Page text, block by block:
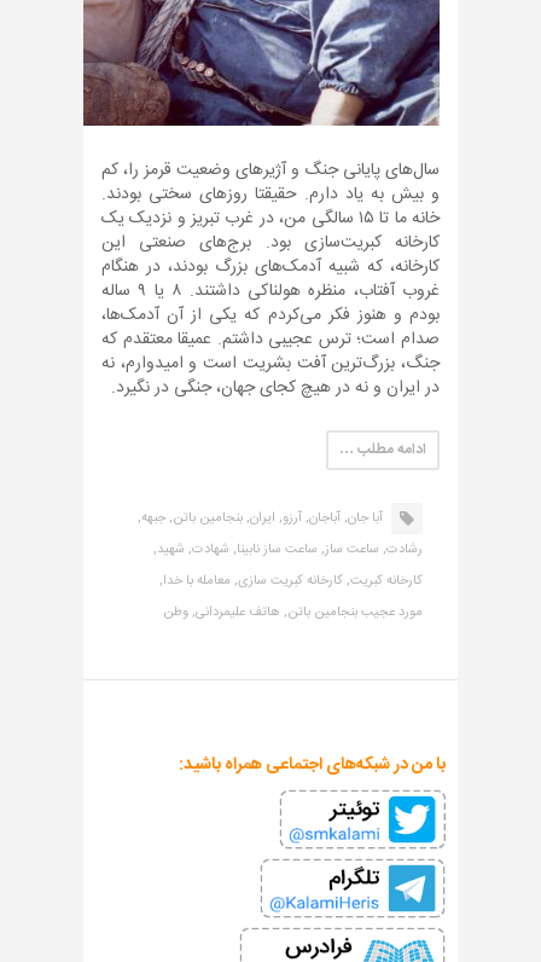
سال‌های پایانی جنگ و آژیرهای وضعیت قرمز را، کم
و بیش به یاد دارم. حقیقتا روزهای سختی بودند.
خانه ما تا ۱۵ سالگی من، در غرب تبریز و نزدیک یک
کارخانه کبریت‌سازی بود. برج‌های صنعتی این
کارخانه، که شبیه آدمک‌های بزرگ بودند، در هنگام
غروب آفتاب، منظره هولناکی داشتند. ۸ یا ۹ ساله
بودم و هنوز فکر می‌کردم که یکی از آن آدمک‌ها،
صدام است؛ ترس عجیبی داشتم. عمیقا معتقدم که
جنگ، بزرگ‌ترین آفت بشریت است و امیدوارم، نه
در ایران و نه در هیچ کجای جهان، جنگی در نگیرد.
ادامه مطلب …
آبا جان,آباجان,آرزو, ایران,بنجامین باتن,جبهه,
رشادت, ساعت ساز, ساعت ساز نابینا, شهادت, شهید,
کارخانه کبریت,کارخانه کبریت سازی, معامله با خدا,
مورد عجیب بنجامین باتن, هاتف علیمردانی,وطن
با من در شبکه‌های اجتماعی همراه باشید: